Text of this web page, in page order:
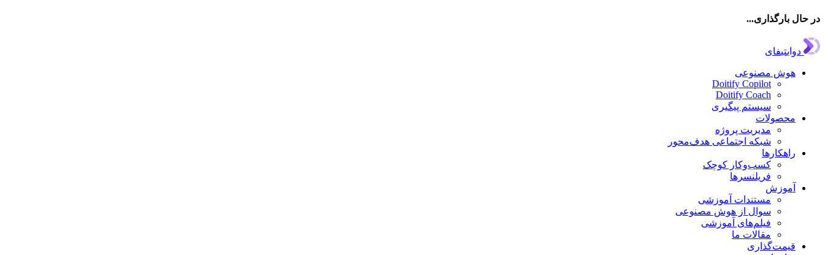
در حال بارگذاری...
دوایتیفای
هوش مصنوعی
Doitify Copilot
Doitify Coach
سیستم پیگیری
محصولات
مدیریت پروژه
شبکه اجتماعی هدف‌محور
راهکارها
کسب‌وکار کوچک
فریلنسرها
آموزش
مستندات آموزشی
سوال از هوش مصنوعی
فیلم‌های آموزشی
مقالات ما
قیمت‌گذاری